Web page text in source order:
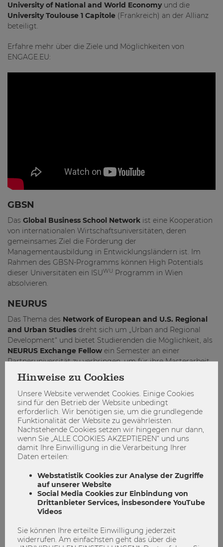
University of National and World Economyund die
University Toulouse 1 Capitole (Frankreich) an der Allianz
beteiligt.
Erfahre mehr über die Ziele und Möglichkeiten von
ENGAGE.EU:
GBSN
Das Global Business School Network ist eine Kooperation
von internationalen Wirtschaftsuniversitäten, deren
gemeinsames Ziel die Förderung der
Managementausbildung in Entwicklungsländern ist. Im
Rahmen des GBSN-Programms können High Potentials
dieser Universitäten ein ISUWU Programm in Wien
absolvieren.
NEURUS
Das Thema des Network of European and U.S. Regional
and Urban Studies dreht sich um „Urban and Regional
Development“ und bietet Studierenden die Möglichkeit, als
NEURUS Exchange Fellow ein Semester an einer
Partneruniversität zu verbringen, um für ihre Masterarbeit
oder Dissertation zu forschen.
Österreichisch-Afrikanische
Forschungskooperation
Das Österreichisch-Afrikanische Forschungsnetzwerk
Africa-UniNetwurde im Jänner 2020 gegründet, die WU ist
eines der Gründungsmitglieder dieses neuen Netzwerks. Es
sieht sich den globalen Nachhaltigkeitszielen verpflichtet
und soll eine langfristige und stabile Basis für die
Zusammenarbeit zwischen österreichischen und
afrikanischen Universitäten und Forschungseinrichtungen
schaffen.
PRME steht fürPrinciples for Responsible Management
Education. PRME ist eine international agierende
Hinweise zu Cookies
Unsere Website verwendet Cookies. Einige Cookies
sind für den Betrieb der Website unbedingt
erforderlich. Wir benötigen sie, um die grundlegende
Funktionalität der Website zu gewährleisten.
Nachstehende Cookies setzen wir hingegen nur dann,
wenn Sie „ALLE COOKIES AKZEPTIEREN“ und uns
damit Ihre Einwilligung in die Verarbeitung Ihrer
Daten erteilen:
Webstatistik Cookies zur Analyse der Zugriffe
auf unserer Website
Social Media Cookies zur Einbindung von
Drittanbieter Services, insbesondere YouTube
Videos
Sie können Ihre erteilte Einwilligung jederzeit
widerrufen. Am einfachsten geht das über die